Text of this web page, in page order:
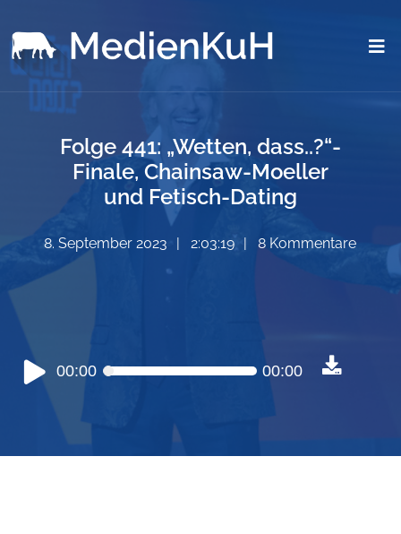
Folge 441: „Wetten, dass..?“-
Finale, Chainsaw-Moeller
und Fetisch-Dating
8. September 2023 2:03:19 8 Kommentare
Audio-
Player
00:00 00:00